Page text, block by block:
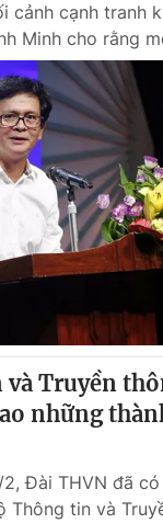
cảnh cạnh tranh
Minh cho rằng
Truyền
những
2, Đài THVN đã
Thông tin và